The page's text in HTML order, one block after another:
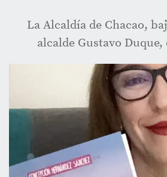
La Alcaldía de Chacao,
alcalde Gustavo